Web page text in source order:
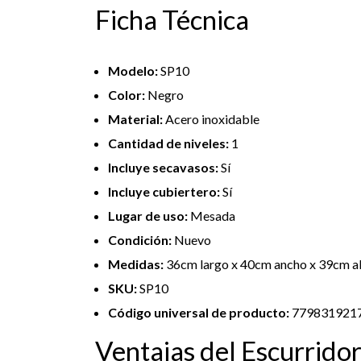
Ficha Técnica
Modelo:SP10
Color: Negro
Material:Acero inoxidable
Cantidad de niveles: 1
Incluye secavasos:Sí
Incluye cubiertero:Sí
Lugar de uso: Mesada
Condición: Nuevo
Medidas: 36cm largo x 40cm ancho x 39cm
SKU:SP10
Código universal de producto:
Ventajas del